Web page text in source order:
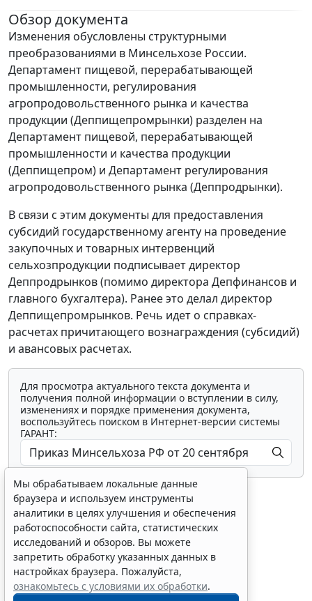
Обзор документа
Изменения обусловлены структурными
преобразованиями в Минсельхозе России.
Департамент пищевой, перерабатывающей
промышленности, регулирования
агропродовольственного рынка и качества
продукции (Деппищепромрынки) разделен на
Департамент пищевой, перерабатывающей
промышленности и качества продукции
(Деппищепром) и Департамент регулирования
агропродовольственного рынка (Деппродрынки).
В связи с этим документы для предоставления
субсидий государственному агенту на проведение
закупочных и товарных интервенций
сельхозпродукции подписывает директор
Деппродрынков (помимо директора Депфинансов и
главного бухгалтера). Ранее это делал директор
Деппищепромрынков. Речь идет о справках-
расчетах причитающего вознаграждения (субсидий)
и авансовых расчетах.
Для просмотра актуального текста документа и
получения полной информации о вступлении в силу,
изменениях и порядке применения документа,
воспользуйтесь поиском в Интернет-версии системы
ГАРАНТ:
Показать все материалы
Мы обрабатываем локальные данные
браузера и используем инструменты
аналитики в целях улучшения и обеспечения
работоспособности сайта, статистических
исследований и обзоров. Вы можете
запретить обработку указанных данных в
настройках браузера. Пожалуйста,
ознакомьтесь с условиями их обработки.